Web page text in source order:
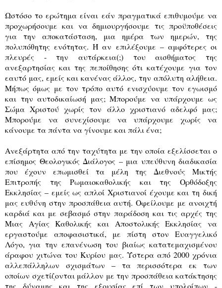
Ωστόσο το ερώτημα είναι εάν πραγματικά επιθυμούμε να
προχωρήσουμε και να δημιουργήσουμε τις προϋποθέσεις
για την αποκατάσταση, μια ημέρα των ημερών, της
πολυπόθητης ενότητας. Ή αν επιλέξουμε – αμφότερες οι
πλευρές - την αυτάρκεια(;) του αισθήματος της
ανεξαρτησίας και της πεποίθησης ότι κατέχουμε για τον
εαυτό μας, εμείς και κανένας άλλος, την απόλυτη αλήθεια.
Μήπως όμως με τον τρόπο αυτό ενισχύουμε τον εγωισμό
και την αυτοδικαίωσή μας; Μπορούμε να υπάρχουμε ως
Σώμα Χριστού χωρίς τον άλλο χριστιανό αδελφό μας;
Μπορούμε να συνεχίσουμε να υπάρχουμε χωρίς να
κάνουμε τα πάντα να γίνουμε και πάλι ένα;
Ανεξάρτητα από την ταχύτητα με την οποία εξελίσσεται ο
επίσημος Θεολογικός Διάλογος – μια υπεύθυνη διαδικασία
που έχουν επωμισθεί τα μέλη της Διεθνούς Μικτής
Επιτροπής της Ρωμαιοκαθολικής και της Ορθόδοξης
Εκκλησίας – εμείς ως απλοί Χριστιανοί έχουμε και τη δική
μας ευθύνη στην προσπάθεια αυτή. Οφείλουμε με ανοιχτή
καρδιά και με σεβασμό στην παράδοση και τις αρχές της
Μιας Αγίας Καθολικής και Αποστολικής Εκκλησίας να
εργαστούμε αποφασιστικά, με πίστη στον Ευαγγελικό
Λόγο, για την επανένωση του βιαίως κατατεμαχισμένου
άραφου χιτώνα του Κυρίου μας. Ύστερα από 2000 χρόνια
αλλεπάλληλων σχισμάτων – τα περισσότερα εκ των
οποίων σχετίζονται μάλλον με την προσπάθεια κατάκτησης
της δύναμης και της εξουσίας επί των υπολοίπων -